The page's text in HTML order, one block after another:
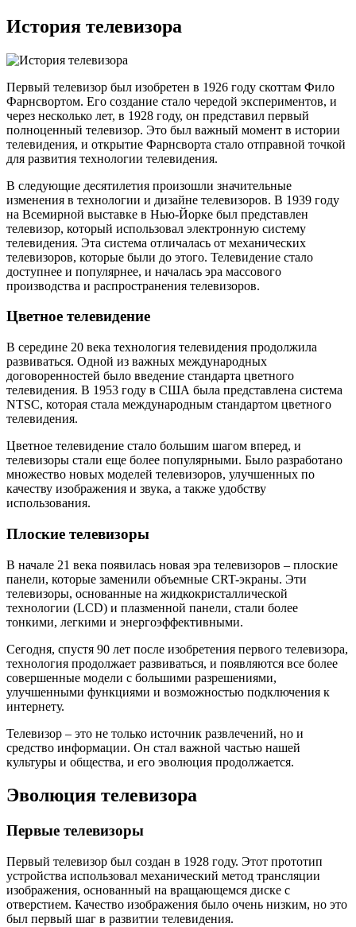
История телевизора
Первый телевизор был изобретен в 1926 году скоттам Фило
Фарнсвортом. Его создание стало чередой экспериментов, и
через несколько лет, в 1928 году, он представил первый
полноценный телевизор. Это был важный момент в истории
телевидения, и открытие Фарнсворта стало отправной точкой
для развития технологии телевидения.
В следующие десятилетия произошли значительные
изменения в технологии и дизайне телевизоров. В 1939 году
на Всемирной выставке в Нью-Йорке был представлен
телевизор, который использовал электронную систему
телевидения. Эта система отличалась от механических
телевизоров, которые были до этого. Телевидение стало
доступнее и популярнее, и началась эра массового
производства и распространения телевизоров.
Цветное телевидение
В середине 20 века технология телевидения продолжила
развиваться. Одной из важных международных
договоренностей было введение стандарта цветного
телевидения. В 1953 году в США была представлена система
NTSC, которая стала международным стандартом цветного
телевидения.
Цветное телевидение стало большим шагом вперед, и
телевизоры стали еще более популярными. Было разработано
множество новых моделей телевизоров, улучшенных по
качеству изображения и звука, а также удобству
использования.
Плоские телевизоры
В начале 21 века появилась новая эра телевизоров – плоские
панели, которые заменили объемные CRT-экраны. Эти
телевизоры, основанные на жидкокристаллической
технологии (LCD) и плазменной панели, стали более
тонкими, легкими и энергоэффективными.
Сегодня, спустя 90 лет после изобретения первого телевизора,
технология продолжает развиваться, и появляются все более
совершенные модели с большими разрешениями,
улучшенными функциями и возможностью подключения к
интернету.
Телевизор – это не только источник развлечений, но и
средство информации. Он стал важной частью нашей
культуры и общества, и его эволюция продолжается.
Эволюция телевизора
Первые телевизоры
Первый телевизор был создан в 1928 году. Этот прототип
устройства использовал механический метод трансляции
изображения, основанный на вращающемся диске с
отверстием. Качество изображения было очень низким, но это
был первый шаг в развитии телевидения.